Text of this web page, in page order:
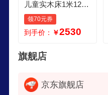
儿童实木床1米12米
135米家用15米实木
儿童床 小熊单床 10
00mm2000mm
领70元券
到手价： ￥2530
旗舰店
京东旗舰店